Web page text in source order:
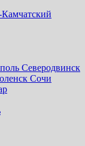
Северодвинск
Сочи